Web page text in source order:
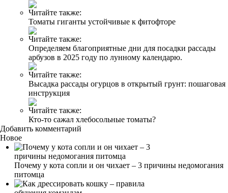
Читайте также:
Томаты гиганты устойчивые к фитофторе
Читайте также:
Определяем благоприятные дни для посадки рассады
арбузов в 2025 году по лунному календарю.
Читайте также:
Высадка рассады огурцов в открытый грунт: пошаговая
инструкция
Читайте также:
Кто-то сажал хлебосольные томаты?
Добавить комментарий
Новое
Почему у кота сопли и он чихает – 3 причины недомогания
питомца